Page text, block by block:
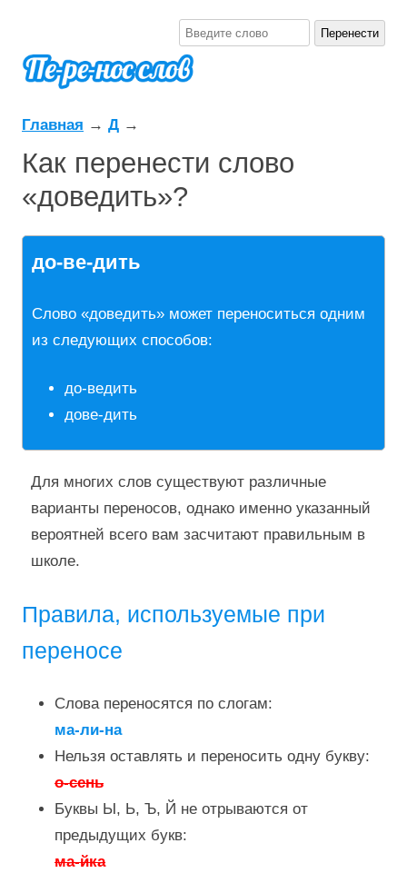
Главная → Д →
Как перенести слово
«доведить»?
до-ве-дить
Слово «доведить» может переноситься одним
из следующих способов:
до-ведить
дове-дить
Для многих слов существуют различные
варианты переносов, однако именно указанный
вероятней всего вам засчитают правильным в
школе.
Правила, используемые при
переносе
Слова переносятся по слогам:
ма-ли-на
Нельзя оставлять и переносить одну букву:
о-сень
Буквы Ы, Ь, Ъ, Й не отрываются от
предыдущих букв:
ма-йка